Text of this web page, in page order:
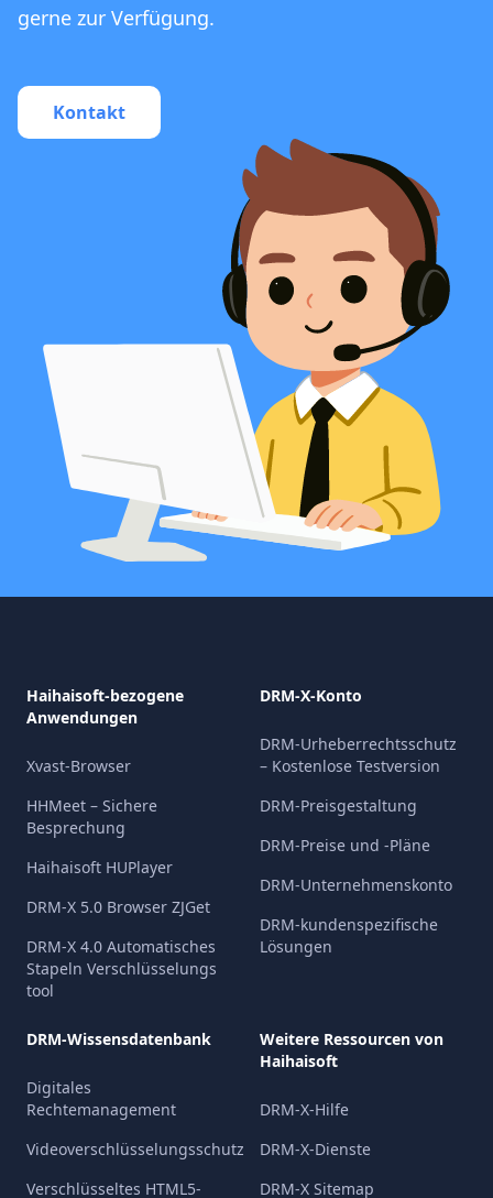
gerne zur Verfügung.
Kontakt
Haihaisoft-bezogene
Anwendungen
Xvast-Browser
HHMeet – Sichere
Besprechung
Haihaisoft HUPlayer
DRM-X 5.0 Browser ZJGet
DRM-X 4.0 Automatisches
Stapeln Verschlüsselungs
tool
DRM-X-Konto
DRM-Urheberrechtsschutz
– Kostenlose Testversion
DRM-Preisgestaltung
DRM-Preise und -Pläne
DRM-Unternehmenskonto
DRM-kundenspezifische
Lösungen
DRM-Wissensdatenbank
Digitales
Rechtemanagement
Videoverschlüsselungsschutz
Verschlüsseltes HTML5-
Weitere Ressourcen von
Haihaisoft
DRM-X-Hilfe
DRM-X-Dienste
DRM-X Sitemap